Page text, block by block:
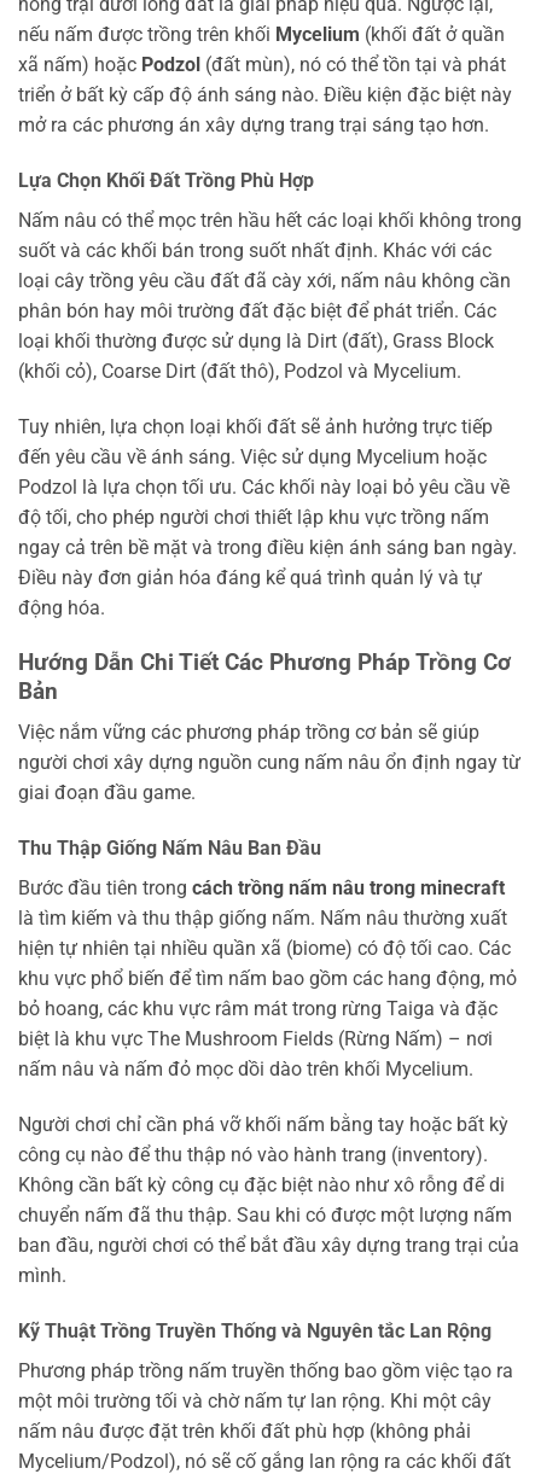
nếu nấm được trồng trên khối Mycelium (khối đất ở quần
xã nấm) hoặc Podzol (đất mùn), nó có thể tồn tại và phát
triển ở bất kỳ cấp độ ánh sáng nào. Điều kiện đặc biệt này
mở ra các phương án xây dựng trang trại sáng tạo hơn.
Lựa Chọn Khối Đất Trồng Phù Hợp
Nấm nâu có thể mọc trên hầu hết các loại khối không trong
suốt và các khối bán trong suốt nhất định. Khác với các
loại cây trồng yêu cầu đất đã cày xới, nấm nâu không cần
phân bón hay môi trường đất đặc biệt để phát triển. Các
loại khối thường được sử dụng là Dirt (đất), Grass Block
(khối cỏ), Coarse Dirt (đất thô), Podzol và Mycelium.
Tuy nhiên, lựa chọn loại khối đất sẽ ảnh hưởng trực tiếp
đến yêu cầu về ánh sáng. Việc sử dụng Mycelium hoặc
Podzol là lựa chọn tối ưu. Các khối này loại bỏ yêu cầu về
độ tối, cho phép người chơi thiết lập khu vực trồng nấm
ngay cả trên bề mặt và trong điều kiện ánh sáng ban ngày.
Điều này đơn giản hóa đáng kể quá trình quản lý và tự
động hóa.
Hướng Dẫn Chi Tiết Các Phương Pháp Trồng Cơ
Bản
Việc nắm vững các phương pháp trồng cơ bản sẽ giúp
người chơi xây dựng nguồn cung nấm nâu ổn định ngay từ
giai đoạn đầu game.
Thu Thập Giống Nấm Nâu Ban Đầu
Bước đầu tiên trong cách trồng nấm nâu trong minecraft
là tìm kiếm và thu thập giống nấm. Nấm nâu thường xuất
hiện tự nhiên tại nhiều quần xã (biome) có độ tối cao. Các
khu vực phổ biến để tìm nấm bao gồm các hang động, mỏ
bỏ hoang, các khu vực râm mát trong rừng Taiga và đặc
biệt là khu vực The Mushroom Fields (Rừng Nấm) – nơi
nấm nâu và nấm đỏ mọc dồi dào trên khối Mycelium.
Người chơi chỉ cần phá vỡ khối nấm bằng tay hoặc bất kỳ
công cụ nào để thu thập nó vào hành trang (inventory).
Không cần bất kỳ công cụ đặc biệt nào như xô rỗng để di
chuyển nấm đã thu thập. Sau khi có được một lượng nấm
ban đầu, người chơi có thể bắt đầu xây dựng trang trại của
mình.
Kỹ Thuật Trồng Truyền Thống và Nguyên tắc Lan Rộng
Phương pháp trồng nấm truyền thống bao gồm việc tạo ra
một môi trường tối và chờ nấm tự lan rộng. Khi một cây
nấm nâu được đặt trên khối đất phù hợp (không phải
Mycelium/Podzol), nó sẽ cố gắng lan rộng ra các khối đất